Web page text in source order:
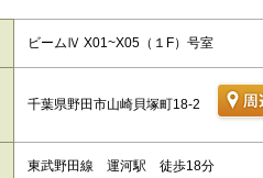
ビームⅣ X01~X05（１F）号室
千葉県野田市山崎貝塚町18-2
東武野田線 運河駅 徒歩18分